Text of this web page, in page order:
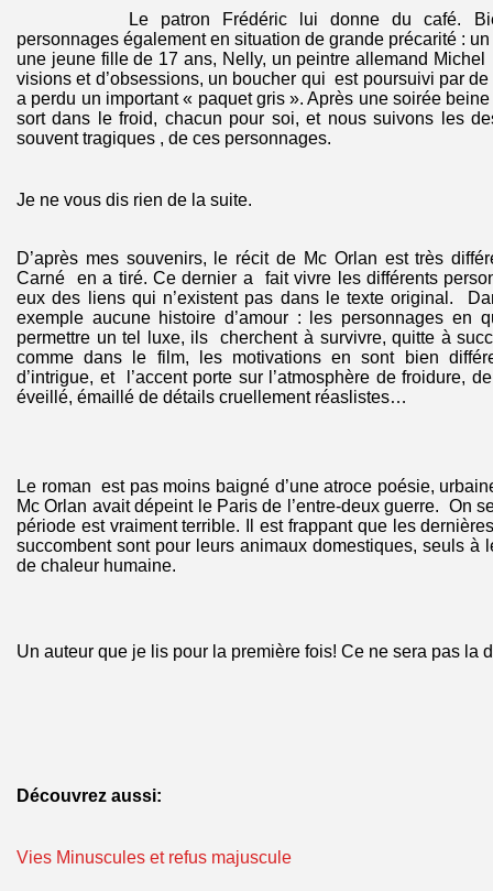
Le patron Frédéric lui donne du café.
personnages également en situation de grande précarité :
une jeune fille de 17 ans, Nelly, un peintre allemand
visions et d’obsessions, un boucher qui est poursuivi par
a perdu un important « paquet gris ». Après une soirée
sort dans le froid, chacun pour soi, et nous suivons les
souvent tragiques , de ces personnages.
Je ne vous dis rien de la suite.
D’après mes souvenirs, le récit de Mc Orlan est très
Carné en a tiré. Ce dernier a fait vivre les différents
eux des liens qui n’existent pas dans le texte original.
exemple aucune histoire d’amour : les personnages en
permettre un tel luxe, ils cherchent à survivre, quitte à
comme dans le film, les motivations en sont bien
d’intrigue, et l’accent porte sur l’atmosphère de froidure,
éveillé, émaillé de détails cruellement réaslistes…
Le roman est pas moins baigné d’une atroce poésie,
Mc Orlan avait dépeint le Paris de l’entre-deux guerre. On
période est vraiment terrible. Il est frappant que les
succombent sont pour leurs animaux domestiques, seuls à
de chaleur humaine.
Un auteur que je lis pour la première fois! Ce ne sera pas la
Découvrez aussi:
Vies Minuscules et refus majuscule